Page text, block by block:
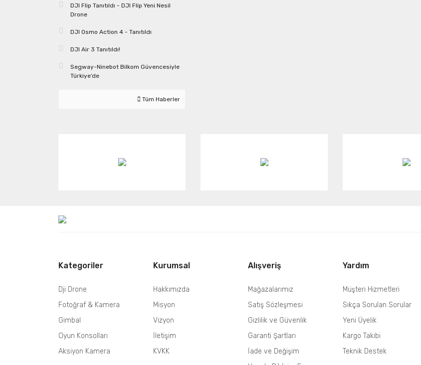
DJI Flip Tanıtıldı - DJI Flip Yeni Nesil
Drone
DJI Osmo Action 4 - Tanıtıldı
DJI Air 3 Tanıtıldı!
Segway-Ninebot Bilkom Güvencesiyle
Türkiye’de
Tüm Haberler
Kategoriler
Dji Drone
Fotoğraf & Kamera
Gimbal
Oyun Konsolları
Aksiyon Kamera
Kurumsal
Hakkımızda
Misyon
Vizyon
İletişim
KVKK
Alışveriş
Mağazalarımız
Satış Sözleşmesi
Gizlilik ve Güvenlik
Garanti Şartları
İade ve Değişim
Yardım
Müşteri Hizmetleri
Sıkça Sorulan Sorular
Yeni Üyelik
Kargo Takibi
Teknik Destek